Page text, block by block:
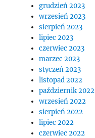
grudzień 2023
wrzesień 2023
sierpień 2023
lipiec 2023
czerwiec 2023
marzec 2023
styczeń 2023
listopad 2022
październik 2022
wrzesień 2022
sierpień 2022
lipiec 2022
czerwiec 2022